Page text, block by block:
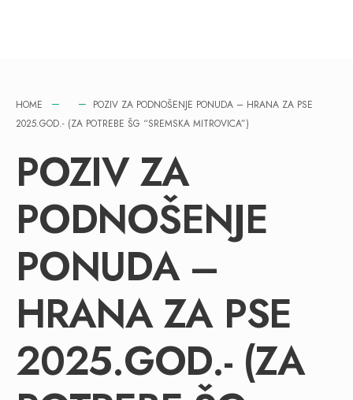
HOME
POZIV ZA PODNOŠENJE PONUDA – HRANA ZA PSE
2025.GOD.- (ZA POTREBE ŠG “SREMSKA MITROVICA”)
POZIV ZA
PODNOŠENJE
PONUDA –
HRANA ZA PSE
2025.GOD.- (ZA